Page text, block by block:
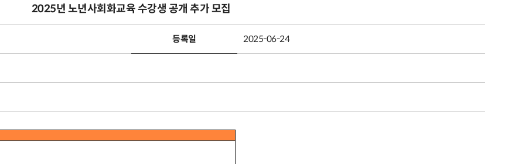
2025년 노년사회화교육 수강생 공개 추가 모집
등록일 2025-06-24